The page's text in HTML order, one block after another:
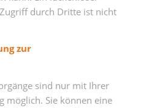
durch Dritte ist nicht
zur
sind nur mit Ihrer
möglich. Sie können eine